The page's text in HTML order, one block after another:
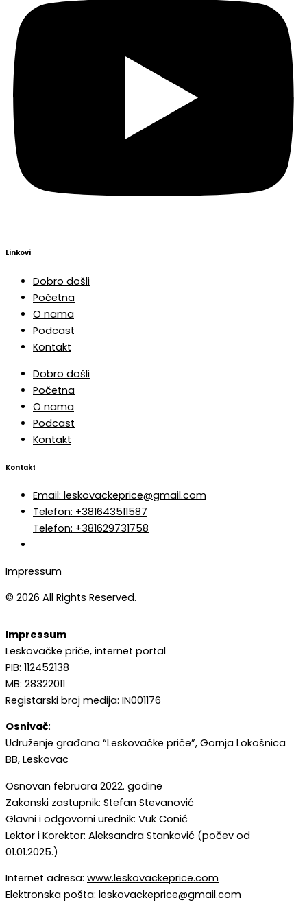
Linkovi
Dobro došli
Početna
O nama
Podcast
Kontakt
Dobro došli
Početna
O nama
Podcast
Kontakt
Kontakt
Email: leskovackeprice@gmail.com
Telefon: +381643511587
Telefon: +381629731758
Impressum
© 2026 All Rights Reserved.
Impressum
Leskovačke priče, internet portal
PIB: 112452138
MB: 28322011
Registarski broj medija: IN001176
Osnivač:
Udruženje građana “Leskovačke priče”, Gornja Lokošnica
BB, Leskovac
Osnovan februara 2022. godine
Zakonski zastupnik: Stefan Stevanović
Glavni i odgovorni urednik: Vuk Conić
Lektor i Korektor: Aleksandra Stanković (počev od
01.01.2025.)
Internet adresa: www.leskovackeprice.com
Elektronska pošta: leskovackeprice@gmail.com